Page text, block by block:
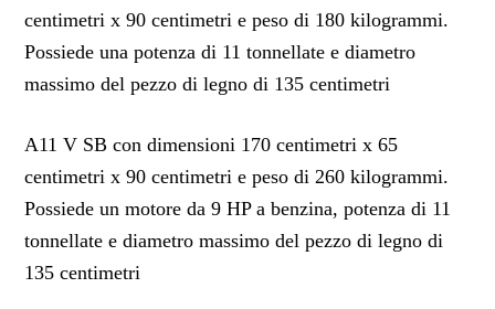
centimetri x 90 centimetri e peso di 180 kilogrammi.
Possiede una potenza di 11 tonnellate e diametro
massimo del pezzo di legno di 135 centimetri
A11 V SB con dimensioni 170 centimetri x 65
centimetri x 90 centimetri e peso di 260 kilogrammi.
Possiede un motore da 9 HP a benzina, potenza di 11
tonnellate e diametro massimo del pezzo di legno di
135 centimetri